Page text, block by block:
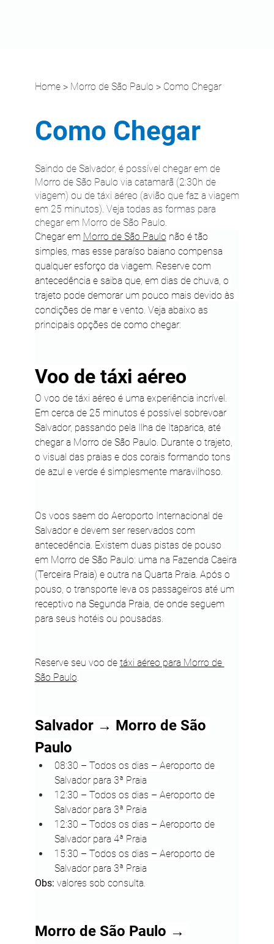
Como Chegar
Saindo de Salvador, é possível chegar em de
Morro de São Paulo via catamarã (2:30h de
viagem) ou de táxi aéreo (avião que faz a viagem
em 25 minutos). Veja todas as formas para
chegar em Morro de São Paulo.
Home> Morro de São Paulo > Como Chegar
Chegar em Morro de São Paulo não é tão
simples, mas esse paraíso baiano compensa
qualquer esforço da viagem. Reserve com
antecedência e saiba que, em dias de chuva, o
trajeto pode demorar um pouco mais devido às
condições de mar e vento. Veja abaixo as
principais opções de como chegar:
Voo de táxi aéreo
O voo de táxi aéreo é uma experiência incrível.
Em cerca de 25 minutos é possível sobrevoar
Salvador, passando pela Ilha de Itaparica, até
chegar a Morro de São Paulo. Durante o trajeto,
o visual das praias e dos corais formando tons
de azul e verde é simplesmente maravilhoso.
Os voos saem do Aeroporto Internacional de
Salvador e devem ser reservados com
antecedência. Existem duas pistas de pouso
em Morro de São Paulo: uma na Fazenda Caeira
(Terceira Praia) e outra na Quarta Praia. Após o
pouso, o transporte leva os passageiros até um
receptivo na Segunda Praia, de onde seguem
para seus hotéis ou pousadas.
Reserve seu voo de táxi aéreo para Morro de
São Paulo.
Salvador → Morro de São
Paulo
08:30 – Todos os dias – Aeroporto de
Salvador para 3ª Praia
12:30 – Todos os dias – Aeroporto de
Salvador para 3ª Praia
12:30 – Todos os dias – Aeroporto de
Salvador para 4ª Praia
15:30 – Todos os dias – Aeroporto de
Salvador para 3ª Praia
Obs: valores sob consulta.
Morro de São Paulo →